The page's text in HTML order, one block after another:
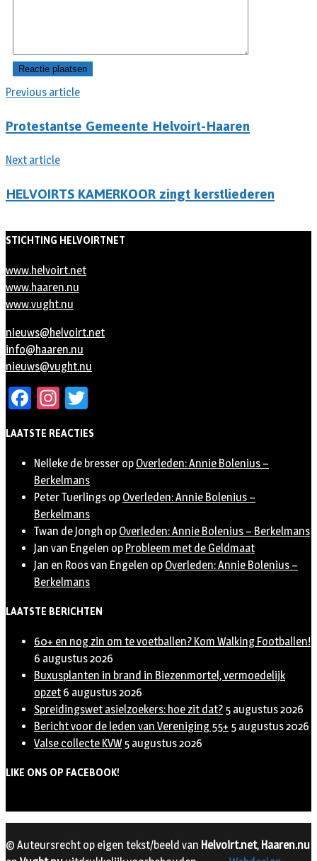
Previous article
Protestantse Gemeente Helvoirt-Haaren
Next article
HELVOIRTS KAMERKOOR zingt kerstliederen
STICHTING HELVOIRTNET
www.helvoirt.net
www.haaren.nu
www.vught.nu
nieuws@helvoirt.net
info@haaren.nu
nieuws@vught.nu
Facebook
Instagram
LAATSTE REACTIES
Nelleke de bresser op Overleden: Annie Bolenius –
Berkelmans
Peter Tuerlings op Overleden: Annie Bolenius –
Berkelmans
Twan de Jongh op Overleden: Annie Bolenius – Berkelmans
Jan van Engelen op Probleem met de Geldmaat
Jan en Roos van Engelen op Overleden: Annie Bolenius –
Berkelmans
LAATSTE BERICHTEN
60+ en nog zin om te voetballen? Kom Walking Footballen!
6 augustus 2026
Buxusplanten in brand in Biezenmortel, vermoedelijk
opzet 6 augustus 2026
Spreidingswet asielzoekers: hoe zit dat? 5 augustus 2026
Bericht voor de leden van Vereniging 55+ 5 augustus 2026
Valse collecte KVW 5 augustus 2026
LIKE ONS OP FACEBOOK!
© Auteursrecht op eigen tekst/beeld van Helvoirt.net, Haaren.nu